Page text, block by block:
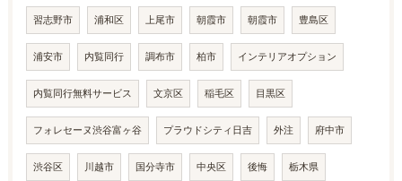
習志野市 浦和区 上尾市 朝霞市 朝霞市 豊島区
浦安市 内覧同行 調布市 柏市 インテリアオプション
内覧同行無料サービス 文京区 稲毛区 目黒区
フォレセーヌ渋谷富ヶ谷 プラウドシティ日吉 外注 府中市
渋谷区 川越市 国分寺市 中央区 後悔 栃木県